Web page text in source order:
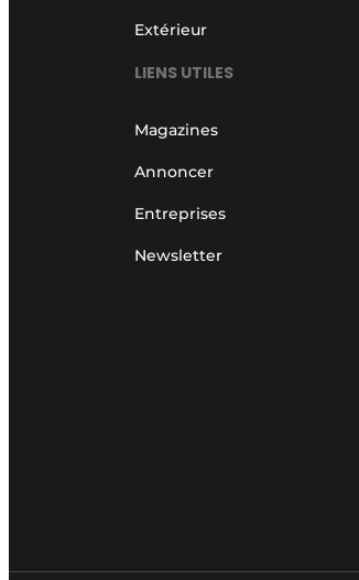
Extérieur
LIENS UTILES
Magazines
Annoncer
Entreprises
Newsletter